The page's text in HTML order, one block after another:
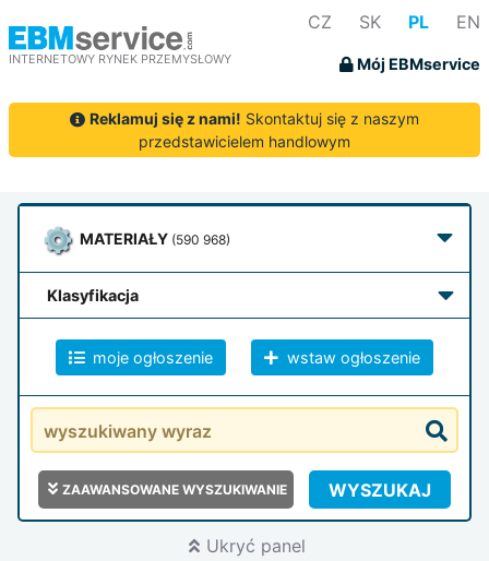
INTERNETOWY RYNEK PRZEMYSŁOWY
CZ SK PL EN
Mój EBMservice
Reklamuj się z nami! Skontaktuj się z naszym
przedstawicielem handlowym
MATERIAŁY (590 968)
klasyfikacja
moje ogłoszenie wstaw ogłoszenie
ZAAWANSOWANE WYSZUKIWANIE WYSZUKAJ
Ukryć panel